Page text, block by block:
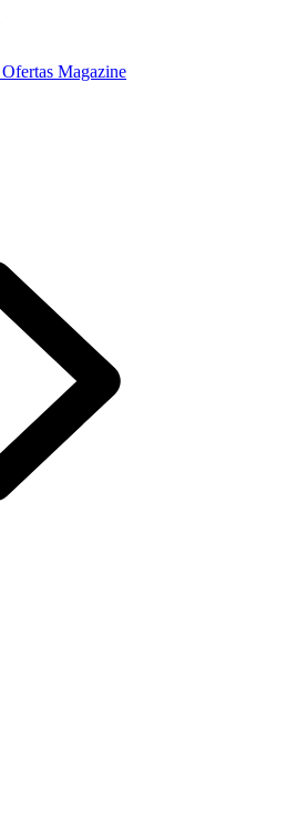
Ofertas Magazine